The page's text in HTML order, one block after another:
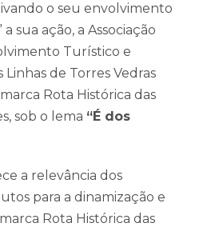
o seu envolvimento
sua ação, a Associação
Turístico e
de Torres Vedras
Rota Histórica das
sob o lema “É dos
a relevância dos
para a dinamização e
Rota Histórica das